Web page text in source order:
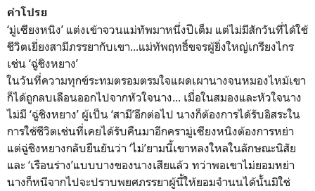
คำโปรย
‘มู่เซียงหนิง’ แต่งเข้าจวนแม่ทัพมาหนึ่งปีเต็ม แต่ไม่มีสักวันที่ได้ใช้
ชีวิตเยี่ยงสามีภรรยากับเขา...แม่ทัพฤทธิ์ขจรผู้ยิ่งใหญ่เกรียงไกร
เช่น ‘ฉู่ชิงหยาง’
ในวันที่ความทุกข์ระทมตรอมตรมใจแผดเผานางจนหมองไหม้เขา
ก็ได้ถูกลบเลือนออกไปจากหัวใจนาง... เมื่อในสมองและหัวใจนาง
ไม่มี ‘ฉู่ชิงหยาง’ ผู้เป็น ‘สามี’อีกต่อไป นางก็ต้องการได้รับอิสระใน
การใช้ชีวิตเช่นที่เคยได้รับคืนมาอีกครามู่เซียงหนิงต้องการหย่า
แต่ฉู่ชิงหยางกลับยืนยันว่า ‘ไม่’ยามนี้เขาหลงใหลในลักษณะนิสัย
และ ‘เรือนร่าง’แบบบางของนางเสียแล้ว ทว่าพอเขาไม่ยอมหย่า
นางก็หนีจากไปจะปราบพยศภรรยาผู้นี้ให้ยอมจำนนได้นั้นมิใช่